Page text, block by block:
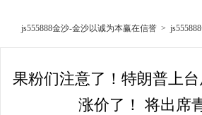
js555888金沙-金沙以诚为本赢在信誉 >
果粉们注意了！特朗普上台
涨价了！ 将出席